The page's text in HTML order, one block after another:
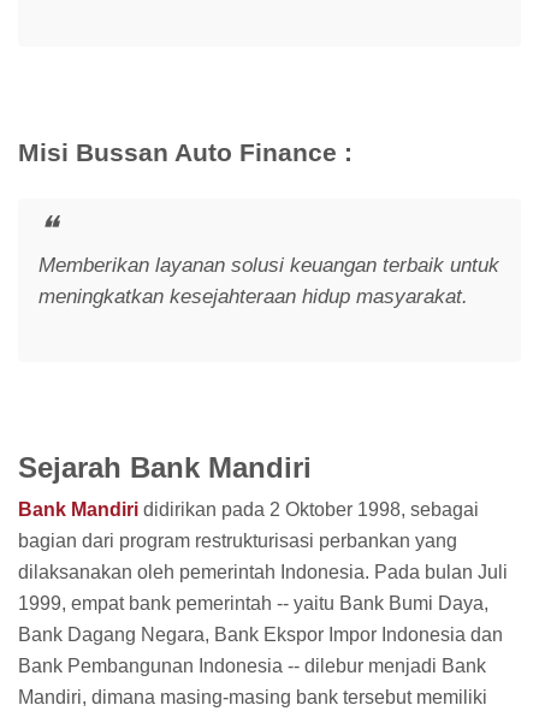
Misi Bussan Auto Finance :
Memberikan layanan solusi keuangan terbaik untuk
meningkatkan kesejahteraan hidup masyarakat.
Sejarah Bank Mandiri
Bank Mandiri didirikan pada 2 Oktober 1998, sebagai
bagian dari program restrukturisasi perbankan yang
dilaksanakan oleh pemerintah Indonesia. Pada bulan Juli
1999, empat bank pemerintah -- yaitu Bank Bumi Daya,
Bank Dagang Negara, Bank Ekspor Impor Indonesia dan
Bank Pembangunan Indonesia -- dilebur menjadi Bank
Mandiri, dimana masing-masing bank tersebut memiliki